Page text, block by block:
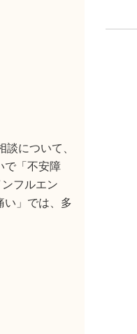
について、
で「不安障
フルエン
い」では、多